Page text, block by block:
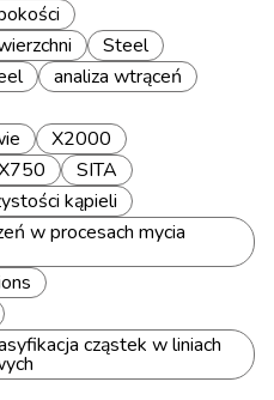
Steel
analiza wtrąceń
X2000
SITA
kąpieli
w procesach mycia
cząstek w liniach